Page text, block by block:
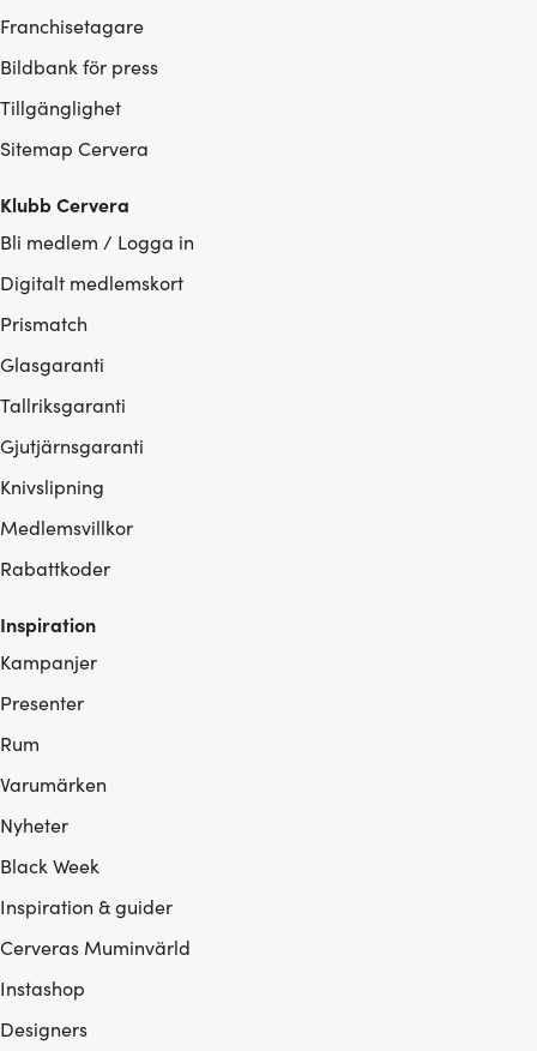
Franchisetagare
Bildbank för press
Tillgänglighet
Sitemap Cervera
Klubb Cervera
Bli medlem / Logga in
Digitalt medlemskort
Prismatch
Glasgaranti
Tallriksgaranti
Gjutjärnsgaranti
Knivslipning
Medlemsvillkor
Rabattkoder
Inspiration
Kampanjer
Presenter
Rum
Varumärken
Nyheter
Black Week
Inspiration & guider
Cerveras Muminvärld
Instashop
Designers